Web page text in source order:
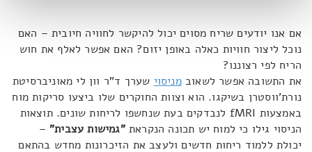
אם אנו יודעים שריח מסוים יכול להיקשר לחוויה חיובית – האם
נוכל ליצור חוויות כאלה באופן יזום? האם אפשר לאלף את חוש
הריח לפי רצוננו?
את התשובה אפשר לשאובמניסוי שערך ד"ר וון לי מאוניברסיטת
נורת'ווסטרן בשיקגו. הוא וצוות החוקרים שלו ביצעו סריקות מוח
באמצעות fMRI לנבדקים בעת שנחשפו לריחות שונים. תוצאות
הניסוי גילו כי למוח יש תכונה הנקראת"גמישות עצבית" –
יכולת ללמוד ריחות חדשים ולעצב את הזיכרונות מחדש בהתאם